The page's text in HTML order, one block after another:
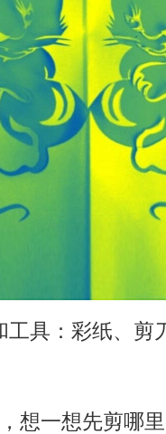
工具：彩纸、剪
想一想先剪哪